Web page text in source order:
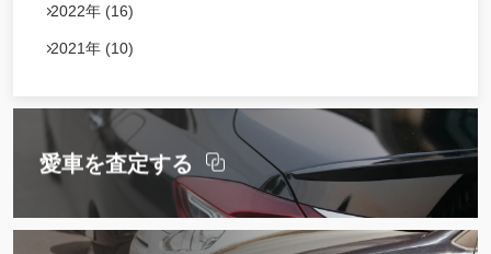
2022年 (16)
2021年 (10)
愛車を査定する